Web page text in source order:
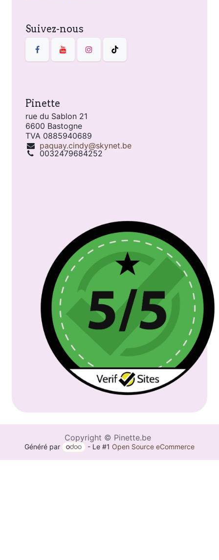
Suivez-nous
Pinette
rue du Sablon 21
6600 Bastogne
TVA 0885940689
paquay.cindy@skynet.be
0032479684252
Copyright © Pinette.be
Généré par - Le #1 Open Source eCommerce